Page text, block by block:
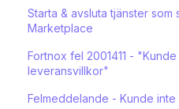
Starta & avsluta tjänster som
Marketplace
Fortnox fel 2001411 -
leveransvillkor"
Felmeddelande - Kunde inte